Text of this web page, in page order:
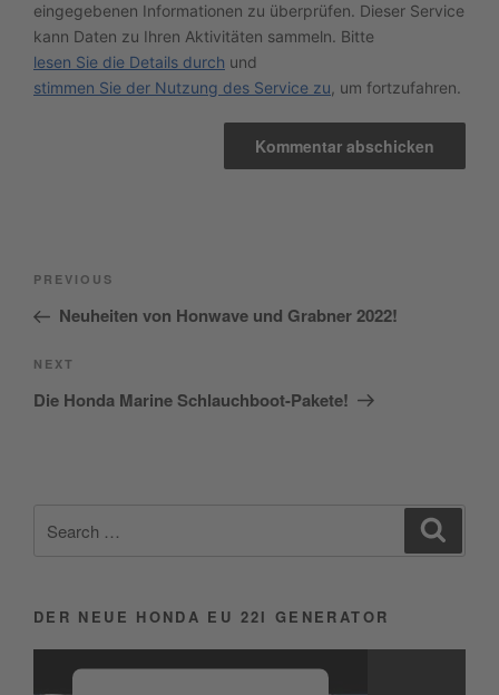
eingegebenen Informationen zu überprüfen. Dieser Service
kann Daten zu Ihren Aktivitäten sammeln. Bitte
lesen Sie die Details durch und
stimmen Sie der Nutzung des Service zu , um fortzufahren.
Beitragsnavigation
Previous
Post
PREVIOUS
Neuheiten von Honwave und Grabner 2022!
Next
Post
NEXT
Die Honda Marine Schlauchboot-Pakete!
for:
DER NEUE HONDA EU 22I GENERATOR